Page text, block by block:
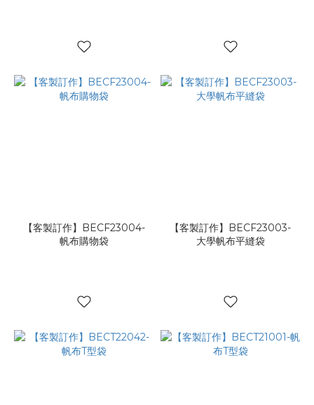
【客製訂作】BECF23004-
帆布購物袋
【客製訂作】BECF23003-
大學帆布平縫袋